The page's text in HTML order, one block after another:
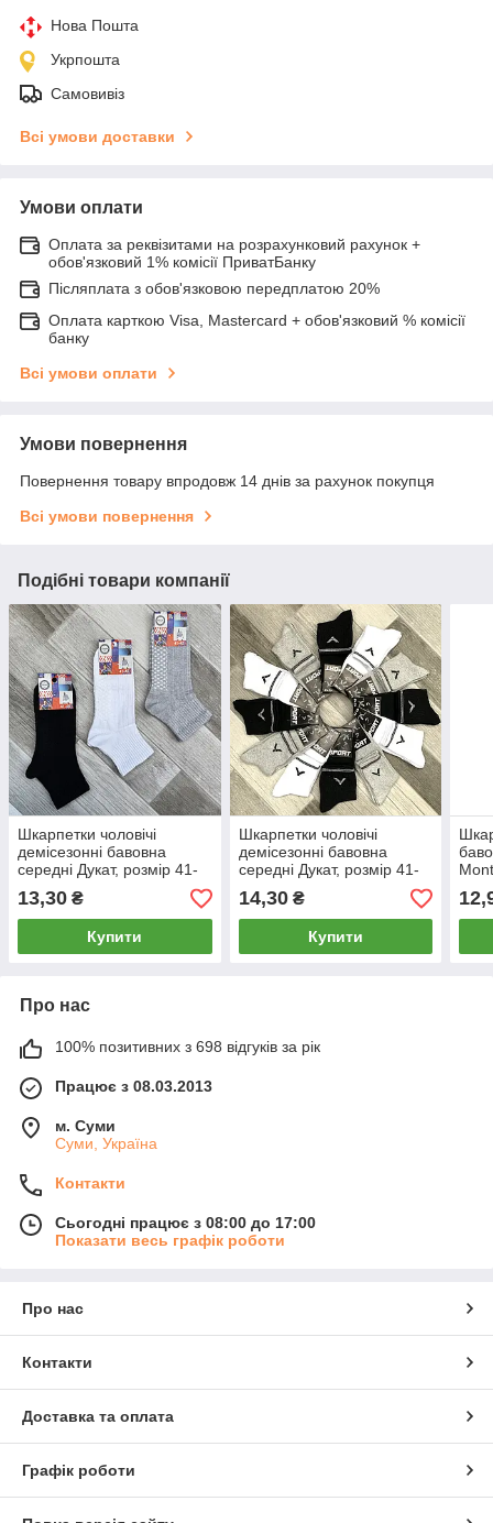
Нова Пошта
Укрпошта
Самовивіз
Всі умови доставки
Умови оплати
Оплата за реквізитами на розрахунковий рахунок +
обов'язковий 1% комісії ПриватБанку
Післяплата з обов'язковою передплатою 20%
Оплата карткою Visa, Mastercard + обов'язковий % комісії
банку
Всі умови оплати
Умови повернення
Повернення товару впродовж 14 днів за рахунок покупця
Всі умови повернення
Подібні товари компанії
Шкарпетки чоловічі
демісезонні бавовна
середні Дукат, розмір 41-
45, асорті, 703
13,30 ₴
Купити
Шкарпетки чоловічі
демісезонні бавовна
середні Дукат, розмір 41-
45, асорті, 139
14,30₴
Купити
45,
Про нас
100% позитивних з 698 відгуків за рік
Працює з 08.03.2013
м. Суми
Суми, Україна
Контакти
Сьогодні працює з 08:00 до 17:00
Показати весь графік роботи
Про нас
Контакти
Доставка та оплата
Графік роботи